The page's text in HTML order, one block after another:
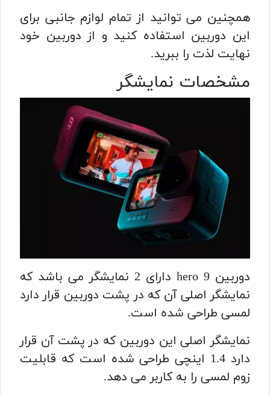
همچنین می توانید از تمام لوازم جانبی برای
این دوربین استفاده کنید و از دوربین خود
نهایت لذت را ببرید.
مشخصات نمایشگر
دوربین hero 9 دارای 2 نمایشگر می باشد که
نمایشگر اصلی آن که در پشت دوربین قرار دارد
لمسی طراحی شده است.
نمایشگر اصلی این دوربین که در پشت آن قرار
دارد 1.4 اینچی طراحی شده است که قابلیت
زوم لمسی را به کاربر می دهد.